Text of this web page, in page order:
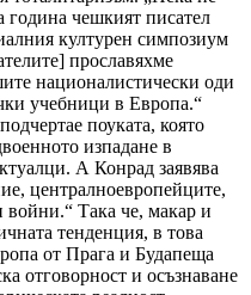
година чешкият писател
културен симпозиум
прославяхме
националистически оди
учебници в Европа.“
поуката, която
изпадане в
А Конрад заявява
централноевропейците,
войни.“ Така че, макар и
тенденция, в това
от Прага и Будапеща
отговорност и осъзнаване